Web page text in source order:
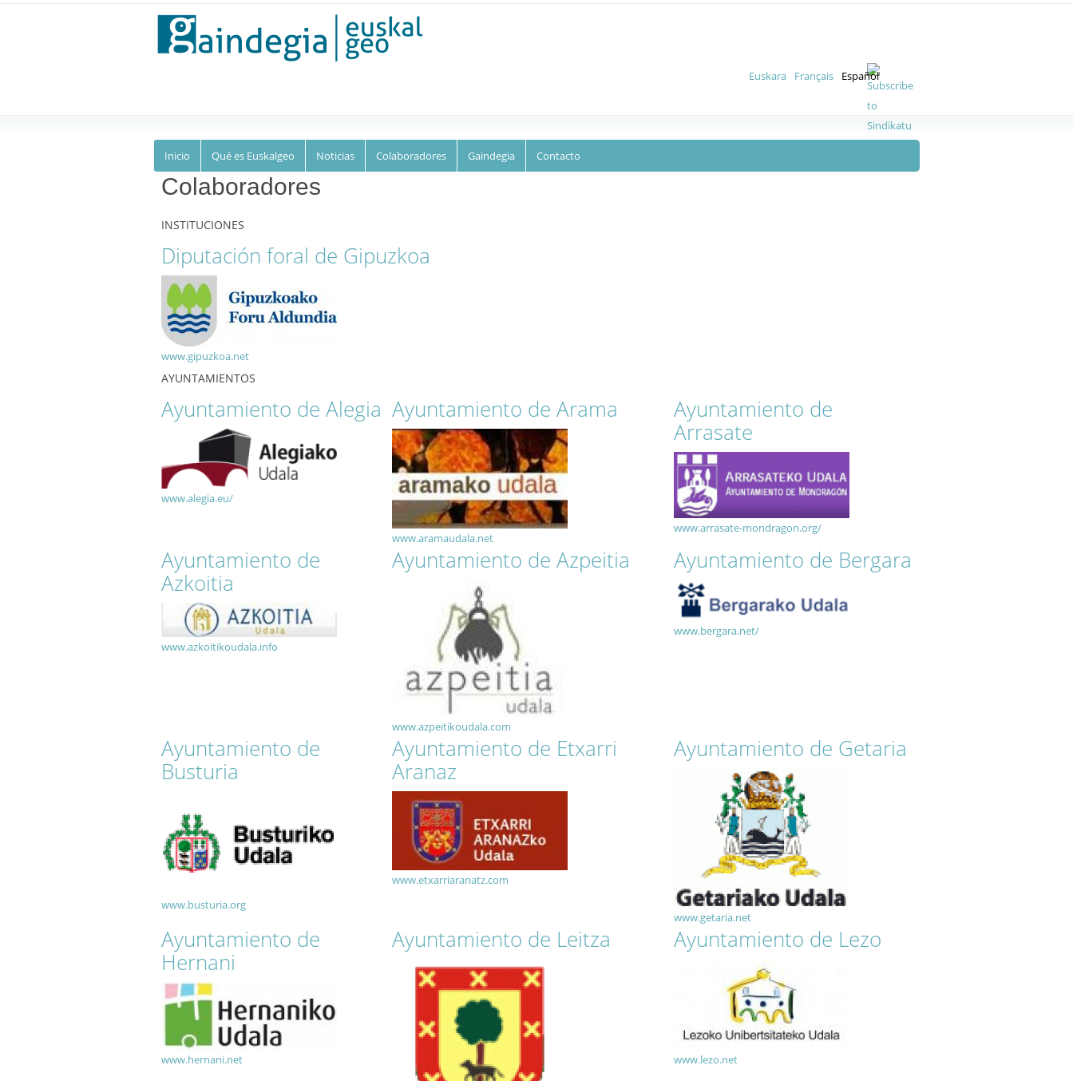
Euskalgeo
Euskara Français Español
Inicio Qué es Euskalgeo Noticias Colaboradores Gaindegia Contacto
Colaboradores
INSTITUCIONES
Diputación foral de Gipuzkoa
www.gipuzkoa.net
AYUNTAMIENTOS
Ayuntamiento de Alegia
www.alegia.eu/
Ayuntamiento de Arama
www.aramaudala.net
Ayuntamiento de
Arrasate
www.arrasate-mondragon.org/
Ayuntamiento de
Azkoitia
www.azkoitikoudala.info
Ayuntamiento de Azpeitia
www.azpeitikoudala.com
Ayuntamiento de Bergara
www.bergara.net/
Ayuntamiento de
Busturia
www.busturia.org
Ayuntamiento de Etxarri
Aranaz
www.etxarriaranatz.com
Ayuntamiento de Getaria
www.getaria.net
Ayuntamiento de
Hernani
www.hernani.net
Ayuntamiento de Leitza Ayuntamiento de Lezo
www.lezo.net